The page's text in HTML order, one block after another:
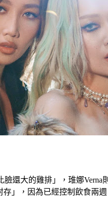
還大的雞排」，琟娜
」，因為已經控制飲食兩